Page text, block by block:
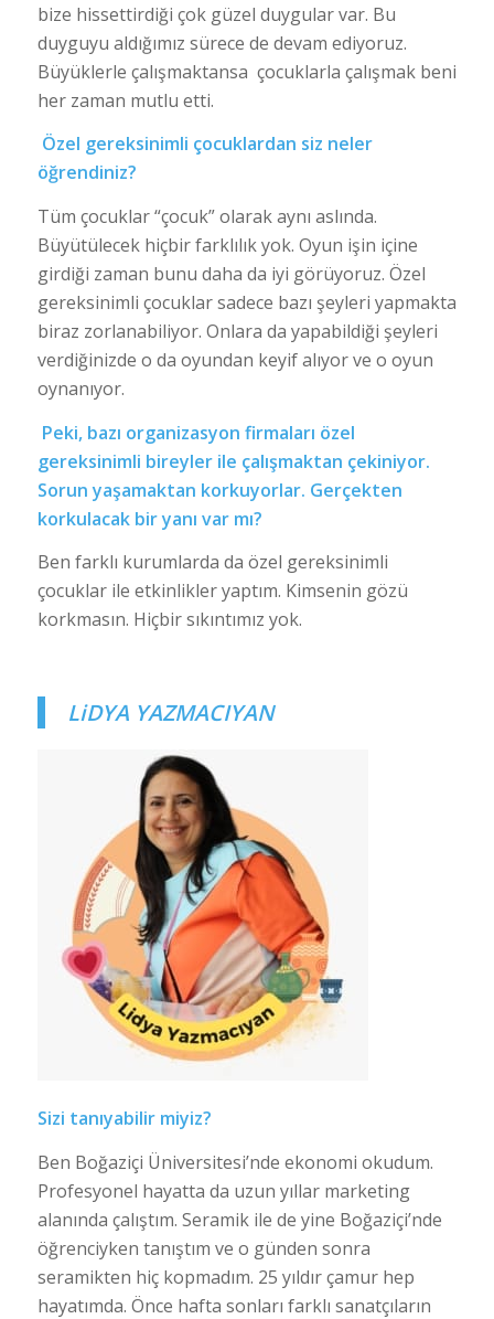
bize hissettirdiği çok güzel duygular var. Bu
duyguyu aldığımız sürece de devam ediyoruz.
Büyüklerle çalışmaktansa çocuklarla çalışmak beni
her zaman mutlu etti.
Özel gereksinimli çocuklardan siz neler
öğrendiniz?
Tüm çocuklar “çocuk” olarak aynı aslında.
Büyütülecek hiçbir farklılık yok. Oyun işin içine
girdiği zaman bunu daha da iyi görüyoruz. Özel
gereksinimli çocuklar sadece bazı şeyleri yapmakta
biraz zorlanabiliyor. Onlara da yapabildiği şeyleri
verdiğinizde o da oyundan keyif alıyor ve o oyun
oynanıyor.
Peki, bazı organizasyon firmaları özel
gereksinimli bireyler ile çalışmaktan çekiniyor.
Sorun yaşamaktan korkuyorlar. Gerçekten
korkulacak bir yanı var mı?
Ben farklı kurumlarda da özel gereksinimli
çocuklar ile etkinlikler yaptım. Kimsenin gözü
korkmasın. Hiçbir sıkıntımız yok.
LiDYA YAZMACIYAN
Sizi tanıyabilir miyiz?
Ben Boğaziçi Üniversitesi’nde ekonomi okudum.
Profesyonel hayatta da uzun yıllar marketing
alanında çalıştım. Seramik ile de yine Boğaziçi’nde
öğrenciyken tanıştım ve o günden sonra
seramikten hiç kopmadım. 25 yıldır çamur hep
hayatımda. Önce hafta sonları farklı sanatçıların